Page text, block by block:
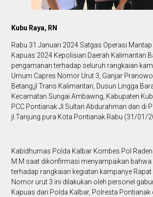
Kubu Raya, RN
Rabu 31 Januari 2024 Satgas Operasi
Kapuas 2024 Kepolisian Daerah Kalimantan
pengamanan terhadap seluruh rangkaian
Umum Capres Nomor Urut 3, Ganjar
Betang,jl Trans Kalimantan, Dusun Lingga
Kecamatan Sungai Ambawng, Kabupaten
PCC Pontianak Jl Sultan Abdurahman dan di
jl.Tanjung pura Kota Pontianak.Rabu (31/01/
Kabidhumas Polda Kalbar Kombes Pol Raden
M.M saat dikonfirmasi menyampaikan bahwa
terhadap rangkaian kegiatan kampanye
Nomor urut 3 ini dilakukan oleh personel
Kapuas dari Polda Kalbar, Polresta Pontianak